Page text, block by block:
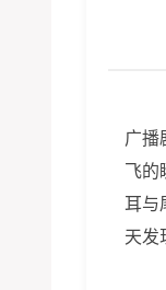
广播
飞的
耳与
天发